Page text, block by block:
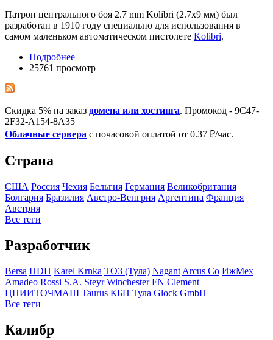
Патрон центрального боя 2.7 mm Kolibri (2.7x9 мм) был
разработан в 1910 году специально для использования в
самом маленьком автоматическом пистолете Kolibri.
Подробнее
25761 просмотр
Скидка 5% на заказ домена или хостинга. Промокод - 9C47-
2F32-A154-8A35
Облачные сервера с почасовой оплатой от 0.37 ₽/час.
Страна
США Росcия Чехия Бельгия Германия Великобритания
Болгария Бразилия Австро-Венгрия Аргентина Франция
Австрия
Все теги
Разработчик
Bersa HDH Karel Krnka ТОЗ (Тула) Nagant Arcus Co ИжМех
Amadeo Rossi S.A. Steyr Winchester FN Clement
ЦНИИТОЧМАШ Taurus КБП Тула Glock GmbH
Все теги
Калибр